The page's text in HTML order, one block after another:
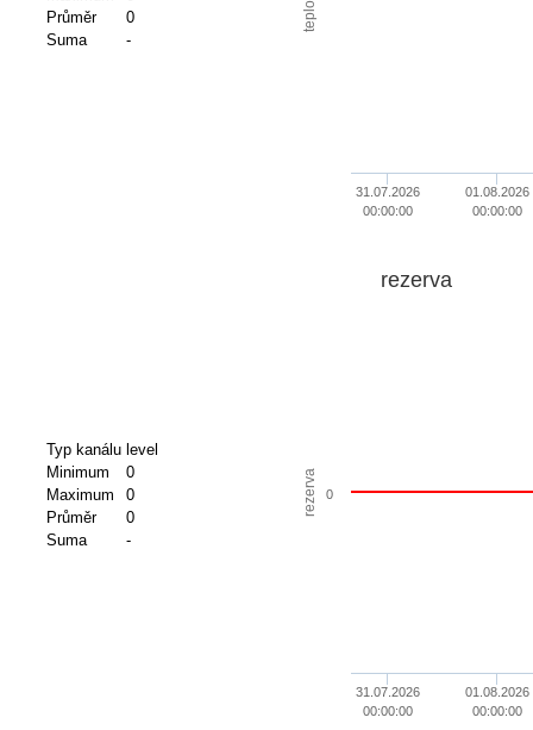
Průměr
0
Suma
-
31.07.2026
00:00:00
01.08.2026
00:00:00
Typ kanálu level
Minimum
0
Maximum
0
Průměr
0
Suma
-
rezerva
rezerva
31.07.2026
00:00:00
01.08.2026
00:00:00
0